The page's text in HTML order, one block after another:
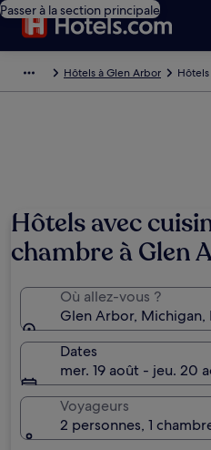
Passer à la section principale
Hôtels à Glen Arbor
Hôtels avec
chambre à Glen
Où allez-vous ?
Glen Arbor, Michigan,
Dates
mer. 19 août - jeu. 20
Voyageurs
2 personnes, 1